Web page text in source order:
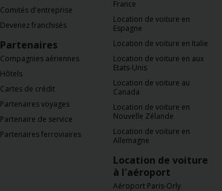
Comités d'entreprise
Devenez franchisés
Partenaires
Compagnies aériennes
Hôtels
Cartes de crédit
Partenaires voyages
Partenaire de service
Partenaires ferroviaires
France
Location de voiture en
Espagne
Location de voiture en Italie
Location de voiture en aux
Etats-Unis
Location de voiture au
Canada
Location de voiture en
Nouvelle Zélande
Location de voiture en
Allemagne
Location de voiture
à l'aéroport
Aéroport Paris-Orly